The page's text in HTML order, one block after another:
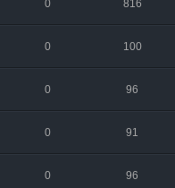
0 816
0 100
0 96
0 91
0 96